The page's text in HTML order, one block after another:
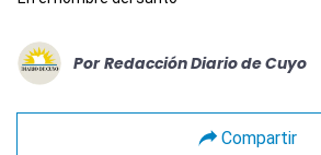
Por Redacción Diario de Cuyo
Compartir